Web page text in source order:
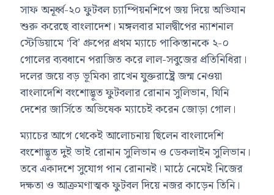
সাফ অনূর্ধ্ব-২০ ফুটবল চ্যাম্পিয়নশিপে জয় দিয়ে অভিযান
শুরু করেছে বাংলাদেশ। মঙ্গলবার মালদ্বীপের ন্যাশনাল
স্টেডিয়ামে ‘বি’ গ্রুপের প্রথম ম্যাচে পাকিস্তানকে ২-০
গোলের ব্যবধানে পরাজিত করে লাল-সবুজের প্রতিনিধিরা।
দলের জয়ে বড় ভূমিকা রাখেন যুক্তরাষ্ট্রে জন্ম নেওয়া
বাংলাদেশি বংশোদ্ভূত ফুটবলার রোনান সুলিভান, যিনি
দেশের জার্সিতে অভিষেক ম্যাচেই করেন জোড়া গোল।
ম্যাচের আগে থেকেই আলোচনায় ছিলেন বাংলাদেশি
বংশোদ্ভূত দুই ভাই রোনান সুলিভান ও ডেকলাইন সুলিভান।
তবে একাদশে সুযোগ পান রোনানই। মাঠে নেমেই নিজের
দক্ষতা ও আক্রমণাত্মক ফুটবল দিয়ে নজর কাড়েন তিনি।